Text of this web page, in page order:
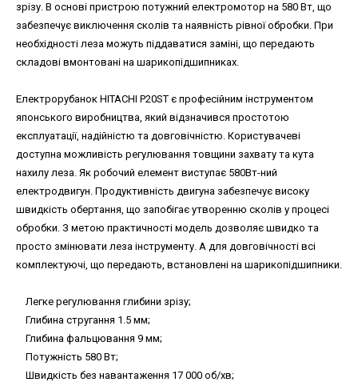
зрізу. В основі пристрою потужний електромотор на 580 Вт, що
забезпечує виключення сколів та наявність рівної обробки. При
необхідності леза можуть піддаватися заміні, що передають
складові вмонтовані на шарикопідшипниках.
Електрорубанок HITACHI P20ST є професійним інструментом
японського виробництва, який відзначився простотою
експлуатації, надійністю та довговічністю. Користувачеві
доступна можливість регулювання товщини захвату та кута
нахилу леза. Як робочий елемент виступає 580Вт-ний
електродвигун. Продуктивність двигуна забезпечує високу
швидкість обертання, що запобігає утворенню сколів у процесі
обробки. З метою практичності модель дозволяє швидко та
просто змінювати леза інструменту. А для довговічності всі
комплектуючі, що передають, встановлені на шарикопідшипники.
Легке регулювання глибини зрізу;
Глибина стругання 1.5 мм;
Глибина фальцювання 9 мм;
Потужність 580 Вт;
Швидкість без навантаження 17 000 об/хв;